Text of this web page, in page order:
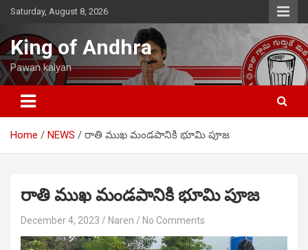
Skip
content
Saturday, August 8, 2026
King of Andhra
Pawan kalyan
Home NEWS రాతి ముఖ మండపానికి భూమి పూజ
రాతి ముఖ మండపానికి భూమి పూజ
December 4, 2023 Naren No Comments